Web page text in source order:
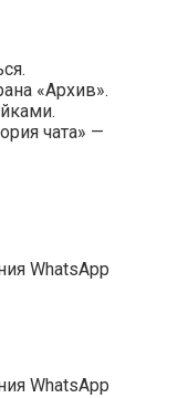
«Архив».
чата» —